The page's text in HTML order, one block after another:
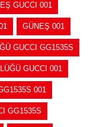
GUCCI 001
GÜNEŞ 001
GUCCI GG1535S
GUCCI 001
001
GG1535S